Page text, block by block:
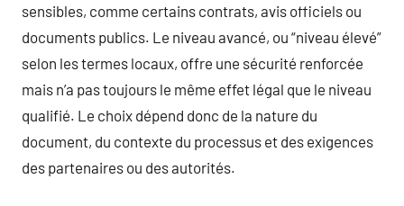
sensibles, comme certains contrats, avis officiels ou
documents publics. Le niveau avancé, ou “niveau élevé”
selon les termes locaux, offre une sécurité renforcée
mais n’a pas toujours le même effet légal que le niveau
qualifié. Le choix dépend donc de la nature du
document, du contexte du processus et des exigences
des partenaires ou des autorités.